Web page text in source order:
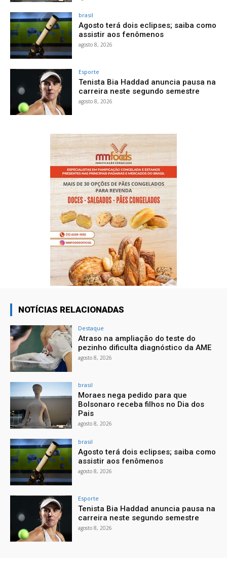
brasil
Agosto terá dois eclipses; saiba como
assistir aos fenômenos
agosto 8, 2026
Esporte
Tenista Bia Haddad anuncia pausa na
carreira neste segundo semestre
agosto 8, 2026
NOTÍCIAS RELACIONADAS
Destaque
Atraso na ampliação do teste do
pezinho dificulta diagnóstico da AME
agosto 8, 2026
brasil
Moraes nega pedido para que
Bolsonaro receba filhos no Dia dos
Pais
agosto 8, 2026
brasil
Agosto terá dois eclipses; saiba como
assistir aos fenômenos
agosto 8, 2026
Esporte
Tenista Bia Haddad anuncia pausa na
carreira neste segundo semestre
agosto 8, 2026